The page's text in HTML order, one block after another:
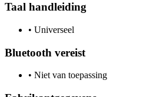
Taal handleiding
• Universeel
Bluetooth vereist
• Niet van toepassing